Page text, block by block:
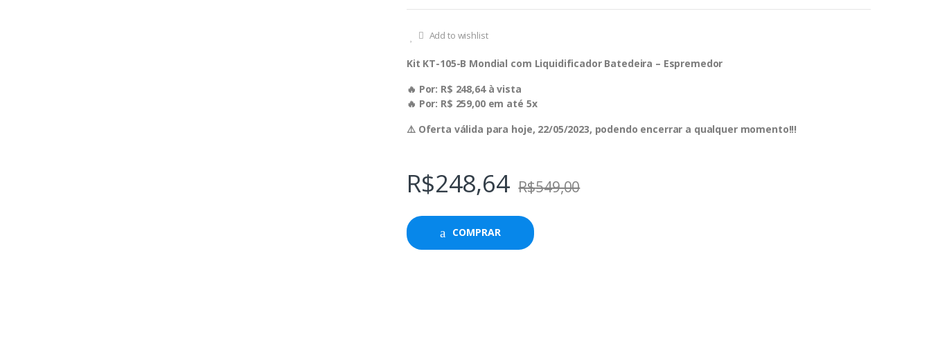
Add to wishlist
Kit KT-105-B Mondial com Liquidificador Batedeira – Espremedor
🔥 Por: R$ 248,64 à vista
🔥 Por: R$ 259,00 em até 5x
⚠️ Oferta válida para hoje, 22/05/2023, podendo encerrar a qualquer momento!!!
R$248,64 R$549,00
COMPRAR